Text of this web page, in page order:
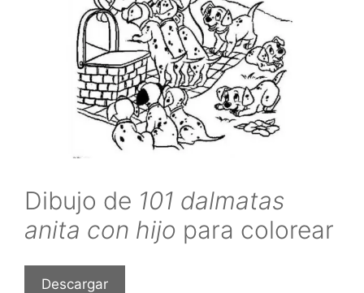
Dibujo de 101 dalmatas
anita con hijo para colorear
Descargar